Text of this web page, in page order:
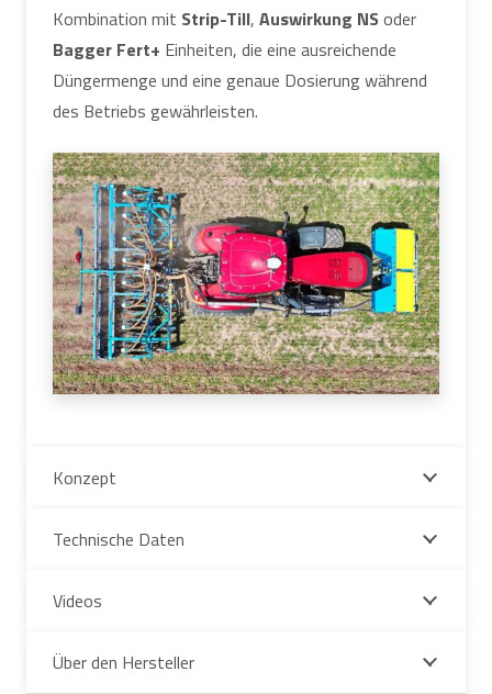
Kombination mit Strip-Till, Auswirkung NS oder
Bagger Fert+ Einheiten, die eine ausreichende
Düngermenge und eine genaue Dosierung während
des Betriebs gewährleisten.
Konzept
Technische Daten
Videos
Über den Hersteller